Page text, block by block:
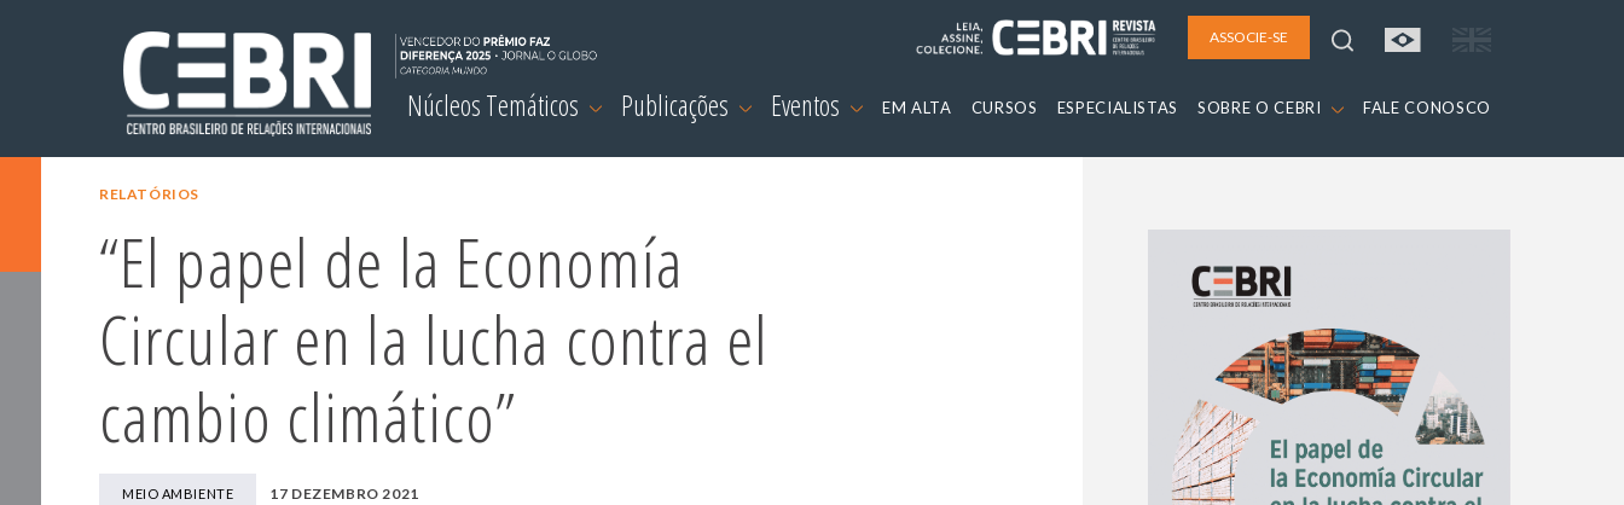
ASSOCIE-SE
Núcleos Temáticos Publicações Eventos EM ALTA CURSOS ESPECIALISTAS SOBRE O CEBRI FALE CONOSCO
RELATÓRIOS
“El papel de la Economía
Circular en la lucha contra el
cambio climático”
MEIO AMBIENTE 17 DEZEMBRO 2021